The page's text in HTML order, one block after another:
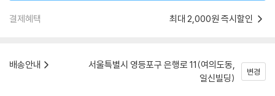
결제혜택 최대 2,000원 즉시할인
배송안내
서울특별시 영등포구 은행로 11(여의도동,
일신빌딩)
변경